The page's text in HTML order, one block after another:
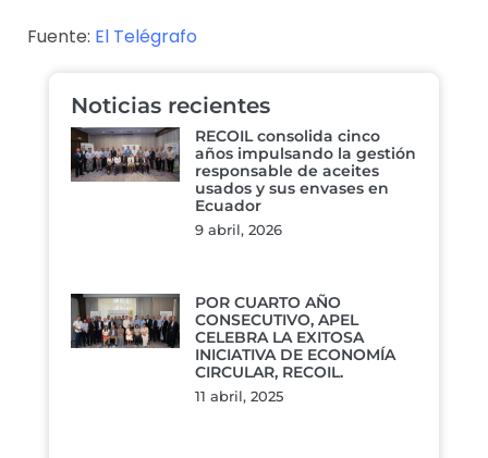
Fuente: El Telégrafo
Noticias recientes
RECOIL consolida cinco
años impulsando la gestión
responsable de aceites
usados y sus envases en
Ecuador
9 abril, 2026
POR CUARTO AÑO
CONSECUTIVO, APEL
CELEBRA LA EXITOSA
INICIATIVA DE ECONOMÍA
CIRCULAR, RECOIL.
11 abril, 2025